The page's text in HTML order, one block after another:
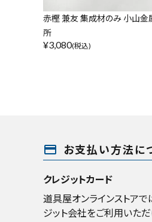
赤樫 兼友 集成材のみ 小山金
所
¥3,080(税込)
payment お支払い方法に
クレジットカード
道具屋オンラインストアで
ジット会社をご利用いただ